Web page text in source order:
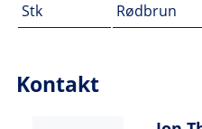
Stk
Rødbrun
Kontakt